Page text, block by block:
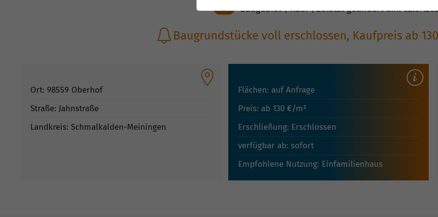
Baugebiet | Kauf | zuletzt geändert am:
Baugrundstücke voll erschlossen, Kaufpreis ab
Ort: 98559 Oberhof
Straße: Jahnstraße
Landkreis: Schmalkalden-Meiningen
Flächen: auf Anfrage
Preis: ab 130 €/m²
Erschließung: Erschlossen
verfügbar ab: sofort
Empfohlene Nutzung: Einfamilienhaus